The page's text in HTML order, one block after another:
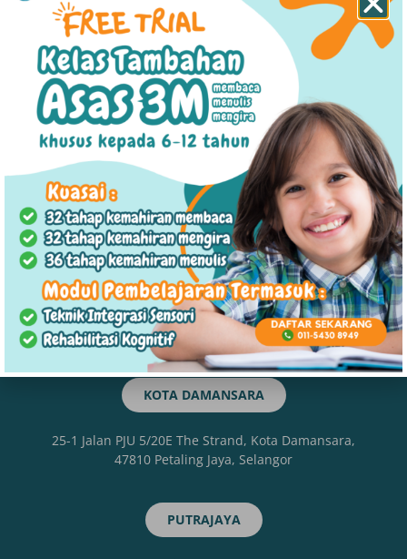
Lokasi
SHAH ALAM (HQ)
19-G, Jalan Kristal As7/As, Seksyen 7, 40000 Shah
Alam, Selangor
KLANG
30-1, Jalan Desa Putera 43/KS08 Pusat Perniagaan, Jln
Kebun Tambahan, Desa Putra, 41200 Klang, Selangor
KOTA DAMANSARA
25-1 Jalan PJU 5/20E The Strand, Kota Damansara,
47810 Petaling Jaya, Selangor
PUTRAJAYA